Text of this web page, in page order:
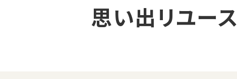
思い出リユース